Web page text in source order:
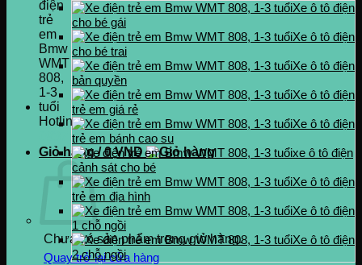
Hotline
0937.222.487
Giỏ hàng /0VND
Chưa có sản phẩm trong giỏ hàng.
Quay trở lại cửa hàng
Xe ô tô điện
cho bé gái
Xe ô tô điện
cho bé trai
Xe ô tô điện
bản quyền
Xe ô tô điện
trẻ em giá rẻ
Xe ô tô điện
trẻ em bánh cao su
xe ô tô điện
cảnh sát cho bé
Xe ô tô điện
trẻ em địa hình
Xe ô tô điện
1 chỗ ngồi
Xe ô tô điện
2 chỗ ngồi